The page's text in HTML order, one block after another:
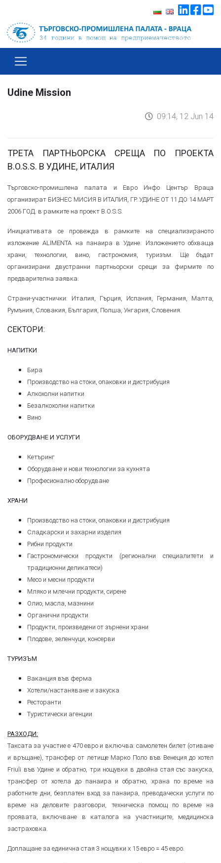
Udine Mission
09:14, 12 Jun 14
ТРЕТА ПАРТНЬОРСКА СРЕЩА ПО ПРОЕКТА
B.O.S.S. В УДИНЕ, ИТАЛИЯ
Търговско-промишлена палата и Евро Инфо Център Враца
организират БИЗНЕС МИСИЯ В ИТАЛИЯ, ГР. УДИНЕ ОТ 11 ДО 14 МАРТ
2006 ГОД. в рамките на проект B.O.S.S.
Инициативата се провежда в рамките на специализираното
изложение ALIMENTA на панаира в Удине. Изложението обхваща
храни, технологии, вино, гастрономия, туризъм. Ще бъдат
организирани двустранни партньорски срещи за фирмите по
предварителна заявка.
Страни-участнички: Италия, Гърция, Испания, Германия, Малта,
Румъния, Словакия, България, Полша, Унгария, Словения.
СЕКТОРИ:
НАПИТКИ
Бира
Производство на стоки, опаковки и дистрибуция
Алкохолни напитки
Безалкохолни напитки
Вино
ОБОРУДВАНЕ И УСЛУГИ
Кетъринг
Оборудване и нови технологии за кухнята
Професионално оборудване
ХРАНИ
Производство на стоки, опаковки и дистрибуция
Сладкарски и захарни изделия
Рибни продукти
Гастрономически продукти (регионални специалитети и
традиционни деликатеси)
Месо и месни продукти
Мляко и млечни продукти, сирене
Олио, масла, мазнини
Органични продукти
Продукти, произведени от зърнени храни
Плодове, зеленчуци, консерви
ТУРИЗЪМ
Ваканция във ферма
Хотели/настаняване и закуска
Ресторанти
Туристически агенции
РАЗХОДИ:
Таксата за участие е 470 евро и включва: самолетен билет (отиване
и връщане), трансфер от летище Марко Поло във Венеция до хотел
Friuli във Удине и обратно, три нощувки в двойна стая със закуска,
трансфер от хотела до панаира и обратно, храна по време на
работните дни, безплатен вход за панаира, преводачески услуги по
време на деловите разговори, техническа помощ по време на
проявата, включване в каталога на участниците, медицинска
застраховка.
Доплащане за единична стая 3 нощувки х 15 евро = 45 евро.